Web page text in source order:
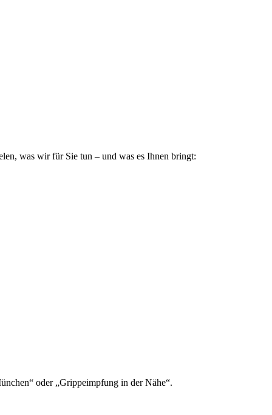
was wir für Sie tun – und was es Ihnen bringt:
oder „Grippeimpfung in der Nähe“.